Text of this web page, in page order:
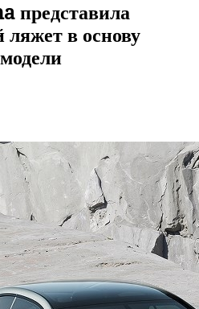
представила
в основу